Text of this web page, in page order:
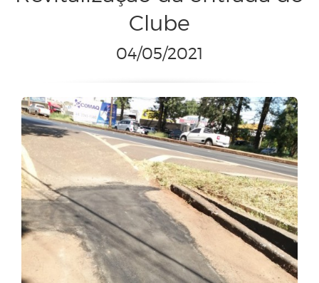
Clube
04/05/2021